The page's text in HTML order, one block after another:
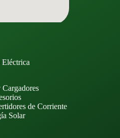
de Corriente
Solar